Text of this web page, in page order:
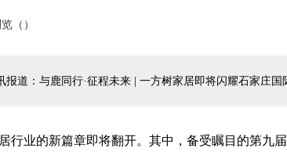
（ ）
报道：与鹿同行·征程未来 | 一方树家居即将闪耀石家庄国
业的新篇章即将翻开。其中，备受瞩目的第九